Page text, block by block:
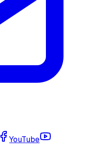
YouTube